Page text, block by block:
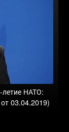
НАТО:
03.04.2019)